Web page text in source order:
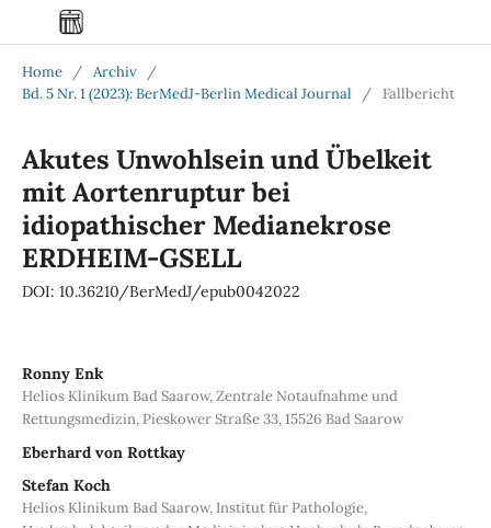
Home / Archiv
/
Bd. 5 Nr. 1 (2023): BerMedJ-Berlin Medical Journal
/ Fallbericht
Akutes Unwohlsein und Übelkeit
mit Aortenruptur bei
idiopathischer Medianekrose
ERDHEIM-GSELL
DOI: 10.36210/BerMedJ/epub0042022
Ronny Enk
Helios Klinikum Bad Saarow, Zentrale Notaufnahme und
Rettungsmedizin, Pieskower Straße 33, 15526 Bad Saarow
Eberhard von Rottkay
Stefan Koch
Helios Klinikum Bad Saarow, Institut für Pathologie,